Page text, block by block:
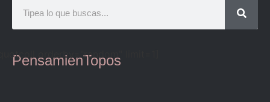
PensamienTopos
orderby="random" limit=1]